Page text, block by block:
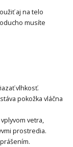
aj na telo
musíte
vlhkosť.
pokožka vláčna
vetra,
prostredia.